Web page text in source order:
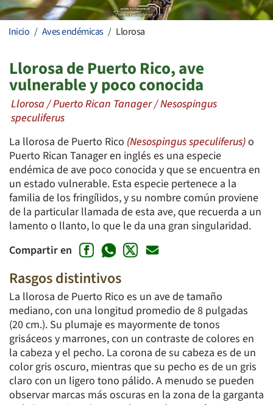
Inicio Aves endémicas Llorosa
Llorosa de Puerto Rico, ave
vulnerable y poco conocida
Llorosa / Puerto Rican Tanager / Nesospingus
speculiferus
La llorosa de Puerto Rico (Nesospingus speculiferus)o
Puerto Rican Tanager en inglés es una especie
endémica de ave poco conocida y que se encuentra en
un estado vulnerable. Esta especie pertenece a la
familia de los fringílidos, y su nombre común proviene
de la particular llamada de esta ave, que recuerda a un
lamento o llanto, lo que le da una gran singularidad.
Compartir en
Rasgos distintivos
La llorosa de Puerto Rico es un ave de tamaño
mediano, con una longitud promedio de 8 pulgadas
(20 cm.). Su plumaje es mayormente de tonos
grisáceos y marrones, con un contraste de colores en
la cabeza y el pecho. La corona de su cabeza es de un
color gris oscuro, mientras que su pecho es de un gris
claro con un ligero tono pálido. A menudo se pueden
observar marcas más oscuras en la zona de la garganta